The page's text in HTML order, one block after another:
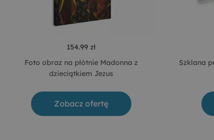
154.99 zł
Foto obraz na płótnie Madonna z
dzieciątkiem Jezus
Zobacz ofertę
Szklana